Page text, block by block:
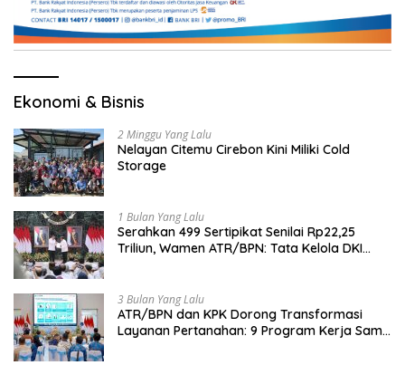
Ekonomi & Bisnis
2 Minggu Yang Lalu
Nelayan Citemu Cirebon Kini Miliki Cold
Storage
1 Bulan Yang Lalu
Serahkan 499 Sertipikat Senilai Rp22,25
Triliun, Wamen ATR/BPN: Tata Kelola DKI
3 Bulan Yang Lalu
ATR/BPN dan KPK Dorong Transformasi
Layanan Pertanahan: 9 Program Kerja Sama